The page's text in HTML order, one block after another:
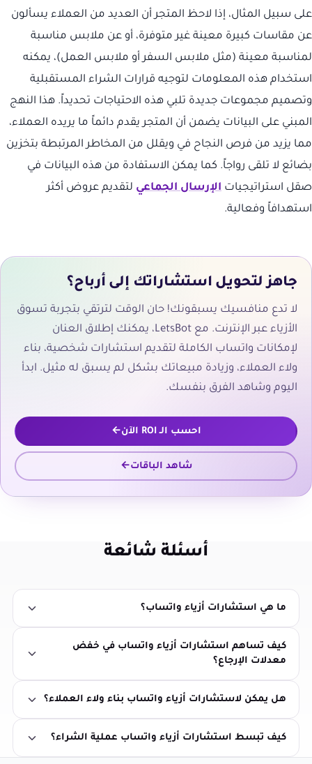
على سبيل المثال، إذا لاحظ المتجر أن العديد من العملاء يسألون
عن مقاسات كبيرة معينة غير متوفرة، أو عن ملابس مناسبة
لمناسبة معينة (مثل ملابس السفر أو ملابس العمل)، يمكنه
استخدام هذه المعلومات لتوجيه قرارات الشراء المستقبلية
وتصميم مجموعات جديدة تلبي هذه الاحتياجات تحديداً. هذا النهج
المبني على البيانات يضمن أن المتجر يقدم دائماً ما يريده العملاء،
مما يزيد من فرص النجاح في ويقلل من المخاطر المرتبطة بتخزين
بضائع لا تلقى رواجاً. كما يمكن الاستفادة من هذه البيانات في
صقل استراتيجيات الإرسال الجماعي لتقديم عروض أكثر
استهدافاً وفعالية.
جاهز لتحويل استشاراتك إلى أرباح؟
لا تدع منافسيك يسبقونك! حان الوقت لترتقي بتجربة تسوق
الأزياء عبر الإنترنت. مع LetsBot، يمكنك إطلاق العنان
لإمكانات واتساب الكاملة لتقديم استشارات شخصية، بناء
ولاء العملاء، وزيادة مبيعاتك بشكل لم يسبق له مثيل. ابدأ
اليوم وشاهد الفرق بنفسك.
احسب الـ ROI الآن
شاهد الباقات
أسئلة شائعة
ما هي استشارات أزياء واتساب؟
كيف تساهم استشارات أزياء واتساب في خفض
معدلات الإرجاع؟
هل يمكن لاستشارات أزياء واتساب بناء ولاء العملاء؟
كيف تبسط استشارات أزياء واتساب عملية الشراء؟